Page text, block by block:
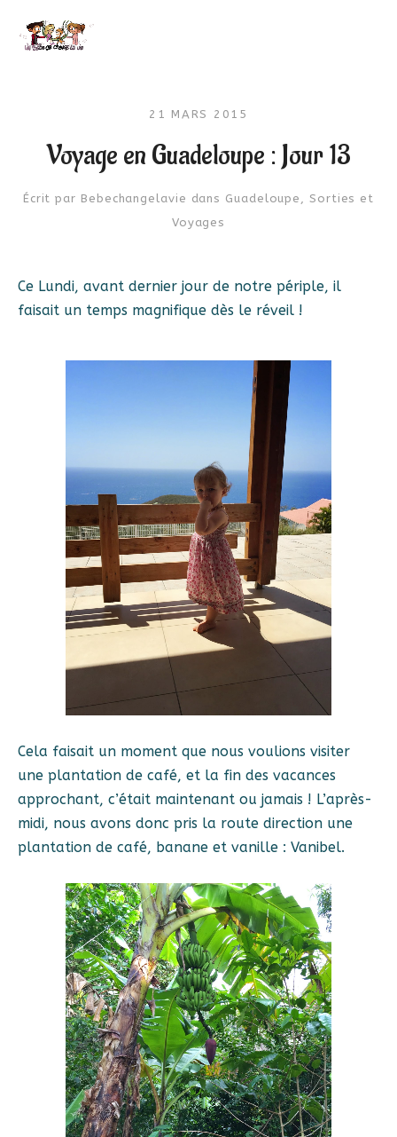
21 MARS 2015
Voyage en Guadeloupe : Jour 13
Écrit par Bebechangelavie dans Guadeloupe ,Sorties et
Voyages
Ce Lundi, avant dernier jour de notre périple, il
faisait un temps magnifique dès le réveil !
Cela faisait un moment que nous voulions visiter
une plantation de café, et la fin des vacances
approchant, c’était maintenant ou jamais ! L’après-
midi, nous avons donc pris la route direction une
plantation de café, banane et vanille : Vanibel.